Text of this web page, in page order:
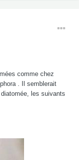
comme chez
. Il semblerait
les suivants